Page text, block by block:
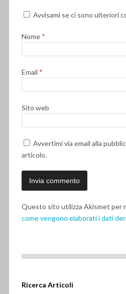
Avvisami se ci sono ulteriori
Nome *
Email *
Sito web
Avvertimi via email alla
articolo.
Questo sito utilizza Akismet per
come vengono elaborati i dati
Ricerca Articoli